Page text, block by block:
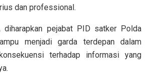
dan professional.
diharapkan pejabat PID satker Polda
menjadi garda terdepan dalam
terhadap informasi yang